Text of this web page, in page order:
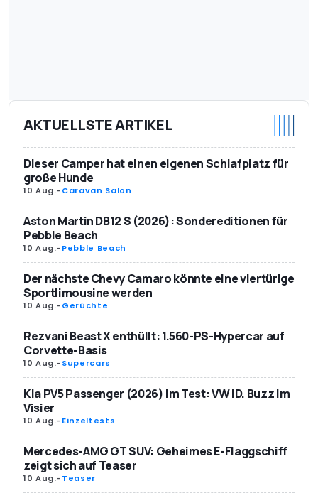
AKTUELLSTE ARTIKEL
Dieser Camper hat einen eigenen Schlafplatz für
große Hunde
10 Aug.-Caravan Salon
Aston Martin DB12 S (2026): Sondereditionen für
Pebble Beach
10 Aug.-Pebble Beach
Der nächste Chevy Camaro könnte eine viertürige
Sportlimousine werden
10 Aug.-Gerüchte
Rezvani Beast X enthüllt: 1.560-PS-Hypercar auf
Corvette-Basis
10 Aug.-Supercars
Kia PV5 Passenger (2026) im Test: VW ID. Buzz im
Visier
10 Aug.-Einzeltests
Mercedes-AMG GT SUV: Geheimes E-Flaggschiff
zeigt sich auf Teaser
10 Aug.-Teaser